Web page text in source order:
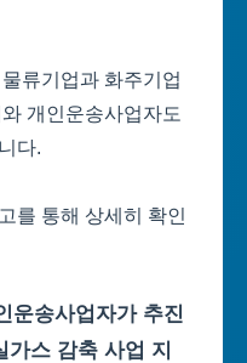
류기업과 화주기업
개인운송사업자도
다.
를 통해 상세히 확인
운송사업자가 추진
스 감축 사업 지